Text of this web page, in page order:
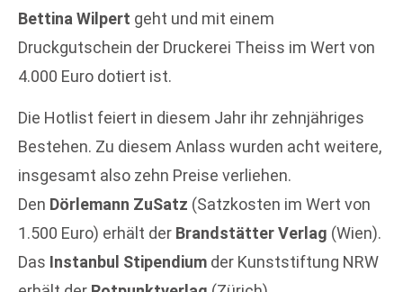
Bettina Wilpert geht und mit einem
Druckgutschein der Druckerei Theiss im Wert von
4.000 Euro dotiert ist.
Die Hotlist feiert in diesem Jahr ihr zehnjähriges
Bestehen. Zu diesem Anlass wurden acht weitere,
insgesamt also zehn Preise verliehen.
Den Dörlemann ZuSatz (Satzkosten im Wert von
1.500 Euro) erhält der Brandstätter Verlag (Wien).
Das Instanbul Stipendium der Kunststiftung NRW